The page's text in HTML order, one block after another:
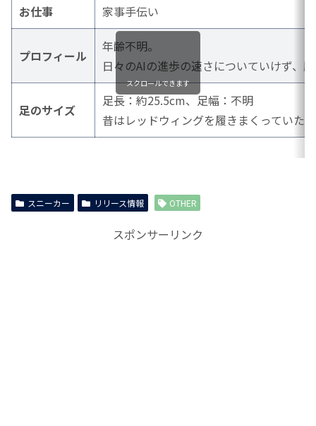
お仕事 家事手伝い
プロフィール
年齢不明。
日々のAIの進歩の速さについていけず、
足のサイズ
足長：約25.5cm、足幅：不明
昔はレッドウィングを履きまくっていた
スクロールできます
スニーカー リリース情報 OTHER
スポンサーリンク